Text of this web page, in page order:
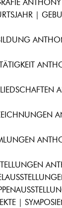
|
|